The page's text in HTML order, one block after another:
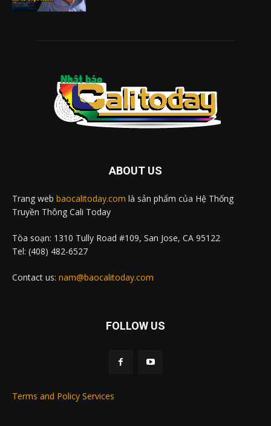
ABOUT US
Trang web baocalitoday.com là sản phẩm của Hệ Thống
Truyền Thông Cali Today
Tòa soạn: 1310 Tully Road #109, San Jose, CA 95122
Tel: (408) 482-6527
Contact us: nam@baocalitoday.com
FOLLOW US
Terms and Policy Services